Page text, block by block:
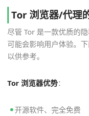
Tor 浏览器/代理
尽管 Tor 是一款优质的
可能会影响用户体验。
以供参考。
Tor 浏览器优势：
开源软件、完全免费